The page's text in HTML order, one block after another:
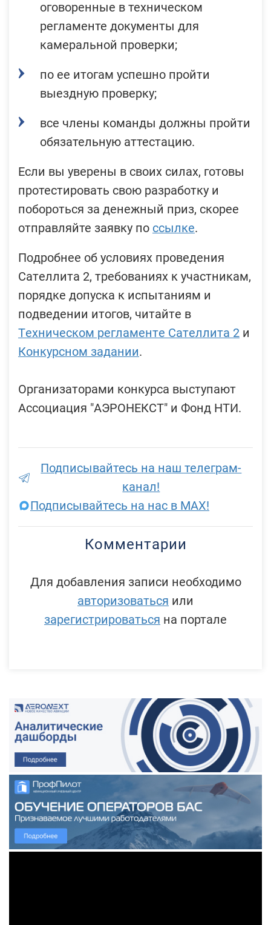
оговоренные в техническом
регламенте документы для
камеральной проверки;
по ее итогам успешно пройти
выездную проверку;
все члены команды должны пройти
обязательную аттестацию.
Если вы уверены в своих силах, готовы
протестировать свою разработку и
побороться за денежный приз, скорее
отправляйте заявку по ссылке.
Подробнее об условиях проведения
Сателлита 2, требованиях к участникам,
порядке допуска к испытаниям и
подведении итогов, читайте в
Техническом регламенте Сателлита 2 и
Конкурсном задании.
Организаторами конкурса выступают
Ассоциация "АЭРОНЕКСТ" и Фонд НТИ.
Подписывайтесь на наш телеграм-
канал!
Подписывайтесь на нас в MAX!
Комментарии
Для добавления записи необходимо
авторизоваться или
зарегистрироваться на портале